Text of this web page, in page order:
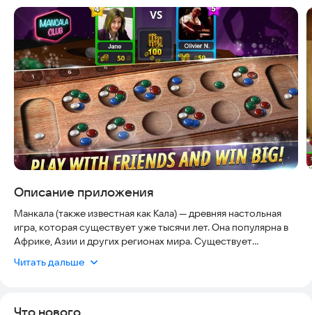
Скриншоты
Описание приложения
Манкала (также известная как Кала) — древняя настольная
игра, которая существует уже тысячи лет. Она популярна в
Африке, Азии и других регионах мира. Существует
Оури, Нчо, Авеле, Авари и другие. Игра развивает логику,
Читать дальше